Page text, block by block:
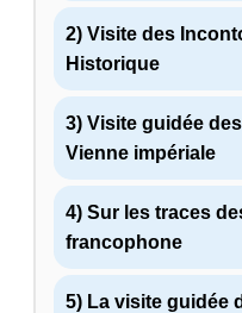
2) Visite des
Historique
3) Visite guidée
Vienne impériale
4) Sur les traces
francophone
5) La visite guidée